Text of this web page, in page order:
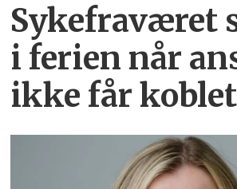
Sykefraværet
i ferien når
ikke får